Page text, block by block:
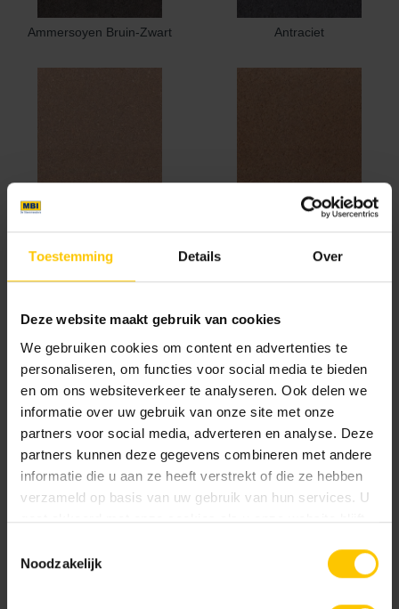
Toestemming Details Over
Deze website maakt gebruik van cookies
We gebruiken cookies om content en advertenties te
personaliseren, om functies voor social media te bieden
en om ons websiteverkeer te analyseren. Ook delen we
informatie over uw gebruik van onze site met onze
partners voor social media, adverteren en analyse. Deze
partners kunnen deze gegevens combineren met andere
informatie die u aan ze heeft verstrekt of die ze hebben
verzameld op basis van uw gebruik van hun services. U
gaat akkoord met onze cookies als u onze website blijft
Noodzakelijk
Ammersoyen Bruin-Zwart Antraciet
Barendonck Baksteengeel Batenburg Oranje Nuance
Cannenburch Geel Donkerbruin
Toon meer
Textuur
GeoRetron Excellent
Gesloten toplaag van ca. 70% kleurecht natuurlijk
optimale mix van natuurlijke grondstoffen.